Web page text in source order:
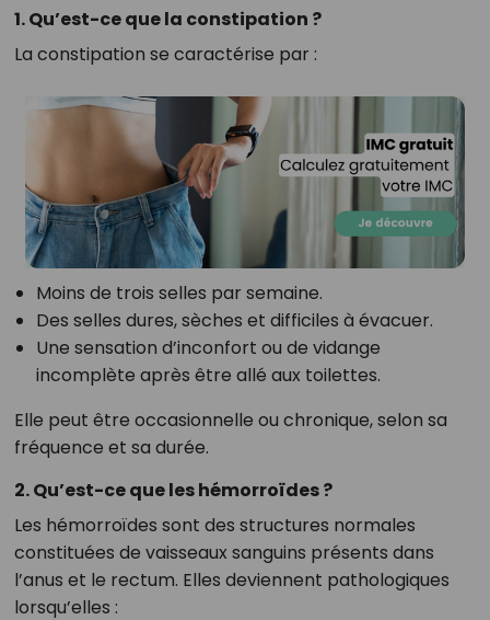
1. Qu’est-ce que la constipation ?
La constipation se caractérise par :
Moins de trois selles par semaine.
Des selles dures, sèches et difficiles à évacuer.
Une sensation d’inconfort ou de vidange
incomplète après être allé aux toilettes.
Elle peut être occasionnelle ou chronique, selon sa
fréquence et sa durée.
2. Qu’est-ce que les hémorroïdes ?
Les hémorroïdes sont des structures normales
constituées de vaisseaux sanguins présents dans
l’anus et le rectum. Elles deviennent pathologiques
lorsqu’elles :